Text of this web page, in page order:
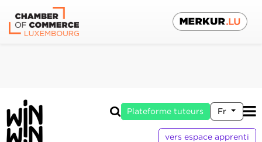
Plateforme tuteurs Fr
vers espace apprenti